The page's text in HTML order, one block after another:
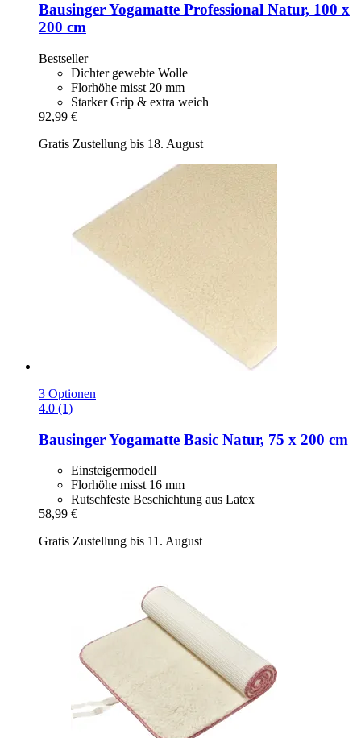
BausingerYogamatte Professional Natur, 100 x
200 cm
Bestseller
Dichter gewebte Wolle
Florhöhe misst 20 mm
Starker Grip & extra weich
92,99 €
Gratis Zustellung bis 18. August
3 Optionen
4.0 (1)
BausingerYogamatte Basic Natur, 75 x 200 cm
Einsteigermodell
Florhöhe misst 16 mm
Rutschfeste Beschichtung aus Latex
58,99 €
Gratis Zustellung bis 11. August